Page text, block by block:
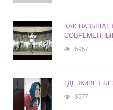
КАК
5957
ГДЕ ЖИВЕТ
3577